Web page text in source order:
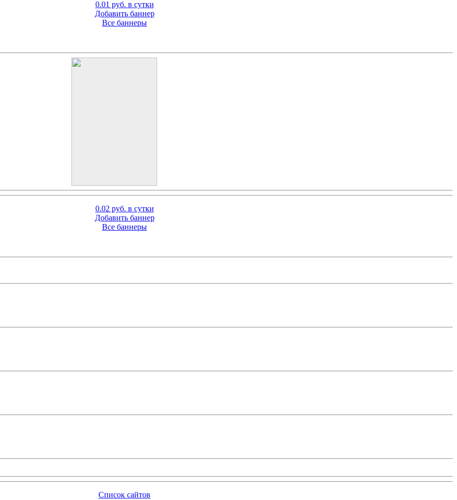
0.01 руб. в сутки
Добавить баннер
Все баннеры
0.02 руб. в сутки
Добавить баннер
Все баннеры
Список сайтов